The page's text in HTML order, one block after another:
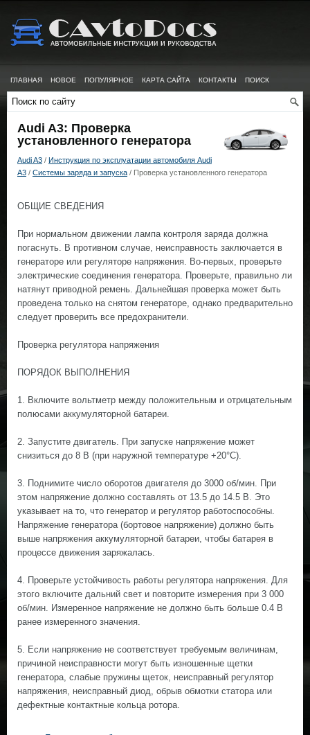
ГЛАВНАЯ НОВОЕ ПОПУЛЯРНОЕ КАРТА САЙТА КОНТАКТЫ ПОИСК
Audi A3: Проверка
установленного генератора
Audi A3 / Инструкция по эксплуатации автомобиля Audi
A3 / Системы заряда и запуска / Проверка установленного генератора
ОБЩИЕ СВЕДЕНИЯ
При нормальном движении лампа контроля заряда должна
погаснуть. В противном случае, неисправность заключается в
генераторе или регуляторе напряжения. Во-первых, проверьте
электрические соединения генератора. Проверьте, правильно ли
натянут приводной ремень. Дальнейшая проверка может быть
проведена только на снятом генераторе, однако предварительно
следует проверить все предохранители.
Проверка регулятора напряжения
ПОРЯДОК ВЫПОЛНЕНИЯ
1. Включите вольтметр между положительным и отрицательным
полюсами аккумуляторной батареи.
2. Запустите двигатель. При запуске напряжение может
снизиться до 8 В (при наружной температуре +20°С).
3. Поднимите число оборотов двигателя до 3000 об/мин. При
этом напряжение должно составлять от 13.5 до 14.5 В. Это
указывает на то, что генератор и регулятор работоспособны.
Напряжение генератора (бортовое напряжение) должно быть
выше напряжения аккумуляторной батареи, чтобы батарея в
процессе движения заряжалась.
4. Проверьте устойчивость работы регулятора напряжения. Для
этого включите дальний свет и повторите измерения при 3 000
об/мин. Измеренное напряжение не должно быть больше 0.4 В
ранее измеренного значения.
5. Если напряжение не соответствует требуемым величинам,
причиной неисправности могут быть изношенные щетки
генератора, слабые пружины щеток, неисправный регулятор
напряжения, неисправный диод, обрыв обмотки статора или
дефектные контактные кольца ротора.